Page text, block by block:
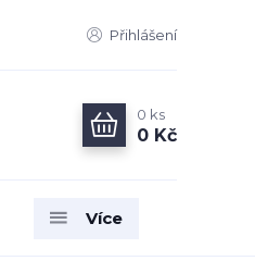
Přihlášení
0 ks
0 Kč
Více